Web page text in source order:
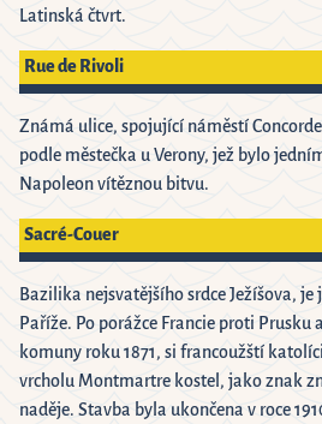
Latinská čtvrt.
Rue de Rivoli
Známá ulice, spojující náměstí
podle městečka u Verony, jež bylo
Napoleon vítěznou bitvu.
Sacré-Couer
Bazilika nejsvatějšího srdce Ježíšova,
Paříže. Po porážce Francie proti Prusku
komuny roku 1871, si francoužští
vrcholu Montmartre kostel, jako znak
naděje. Stavba byla ukončena v roce